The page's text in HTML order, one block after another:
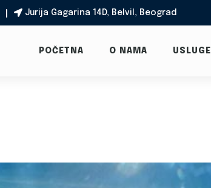
Jurija Gagarina 14D, Belvil, Beograd
POČETNA O NAMA USLUGE